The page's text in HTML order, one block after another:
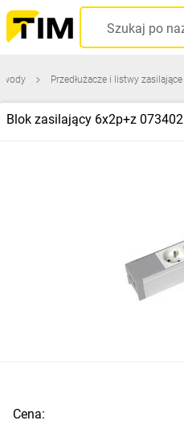
Przedłużacze i listwy zasilające
Blok zasilający 6x2p+z 073402
Cena: